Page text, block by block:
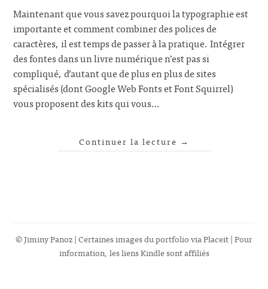
Maintenant que vous savez pourquoi la typographie est
importante et comment combiner des polices de
caractères, il est temps de passer à la pratique. Intégrer
des fontes dans un livre numérique n’est pas si
compliqué, d’autant que de plus en plus de sites
spécialisés (dont Google Web Fonts et Font Squirrel)
vous proposent des kits qui vous…
Continuer la lecture →
© Jiminy Panoz | Certaines images du portfolio viaPlaceit| Pour
information, les liens Kindle sont affiliés